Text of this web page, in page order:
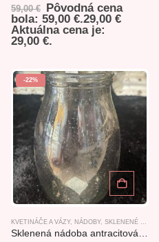
59,00€ Pôvodná cena
bola: 59,00 €.29,00 €
Aktuálna cena je:
29,00 €.
-22%
KVETINÁČE A VÁZY, NÁDOBY, SKLENENÉ VÝROBKY